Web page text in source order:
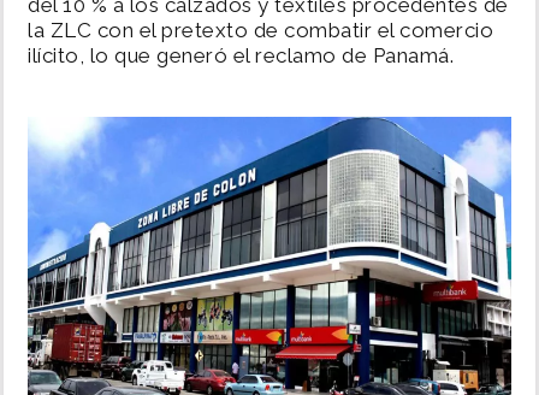
POLÍTICA
DEPORTES
MUNDO
INSÓLITAS
MULTIMEDIA
del 10 % a los calzados y textiles procedentes de
la ZLC con el pretexto de combatir el comercio
ilícito, lo que generó el reclamo de Panamá.